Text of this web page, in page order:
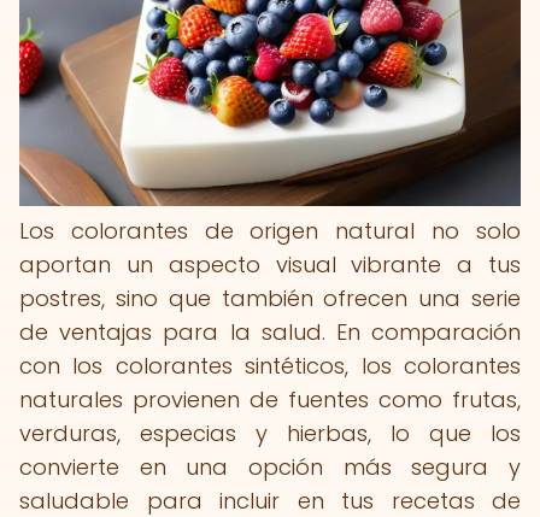
Los colorantes de origen natural no solo
aportan un aspecto visual vibrante a tus
postres, sino que también ofrecen una serie
de ventajas para la salud. En comparación
con los colorantes sintéticos, los colorantes
naturales provienen de fuentes como frutas,
verduras, especias y hierbas, lo que los
convierte en una opción más segura y
saludable para incluir en tus recetas de